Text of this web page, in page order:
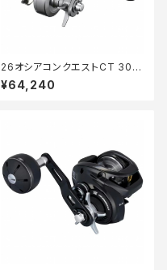
26オシアコンクエストCT 301X
G
¥64,240